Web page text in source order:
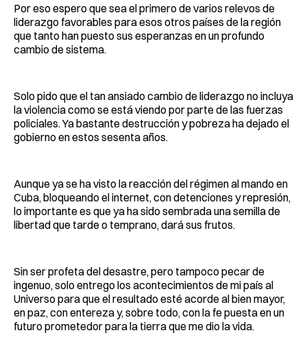
Por eso espero que sea el primero de varios relevos de
liderazgo favorables para esos otros países de la región
que tanto han puesto sus esperanzas en un profundo
cambio de sistema.
Solo pido que el tan ansiado cambio de liderazgo no incluya
la violencia como se está viendo por parte de las fuerzas
policiales. Ya bastante destrucción y pobreza ha dejado el
gobierno en estos sesenta años.
Aunque ya se ha visto la reacción del régimen al mando en
Cuba, bloqueando el internet, con detenciones y represión,
lo importante es que ya ha sido sembrada una semilla de
libertad que tarde o temprano, dará sus frutos.
Sin ser profeta del desastre, pero tampoco pecar de
ingenuo, solo entrego los acontecimientos de mi país al
Universo para que el resultado esté acorde al bien mayor,
en paz, con entereza y, sobre todo, con la fe puesta en un
futuro prometedor para la tierra que me dio la vida.